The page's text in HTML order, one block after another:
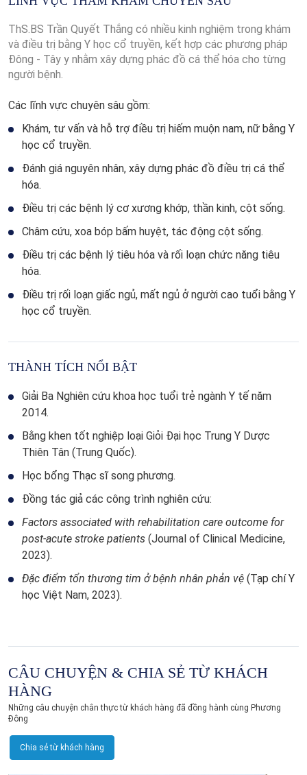
ThS.BS Trần Quyết Thắng có nhiều kinh nghiệm trong khám
và điều trị bằng Y học cổ truyền, kết hợp các phương pháp
Đông - Tây y nhằm xây dựng phác đồ cá thể hóa cho từng
người bệnh.
Các lĩnh vực chuyên sâu gồm:
Khám, tư vấn và hỗ trợ điều trị hiếm muộn nam, nữ bằng Y
học cổ truyền.
Đánh giá nguyên nhân, xây dựng phác đồ điều trị cá thể
hóa.
Điều trị các bệnh lý cơ xương khớp, thần kinh, cột sống.
Châm cứu, xoa bóp bấm huyệt, tác động cột sống.
Điều trị các bệnh lý tiêu hóa và rối loạn chức năng tiêu
hóa.
Điều trị rối loạn giấc ngủ, mất ngủ ở người cao tuổi bằng Y
học cổ truyền.
THÀNH TÍCH NỔI BẬT
Giải Ba Nghiên cứu khoa học tuổi trẻ ngành Y tế năm
2014.
Bằng khen tốt nghiệp loại Giỏi Đại học Trung Y Dược
Thiên Tân (Trung Quốc).
Học bổng Thạc sĩ song phương.
Đồng tác giả các công trình nghiên cứu:
Factors associated with rehabilitation care outcome for
post-acute stroke patients (Journal of Clinical Medicine,
2023).
Đặc điểm tổn thương tim ở bệnh nhân phản vệ (Tạp chí Y
học Việt Nam, 2023).
CÂU CHUYỆN & CHIA SẺ TỪ KHÁCH
HÀNG
Những câu chuyện chân thực từ khách hàng đã đồng hành cùng Phương
Đông
Chia sẻ từ khách hàng